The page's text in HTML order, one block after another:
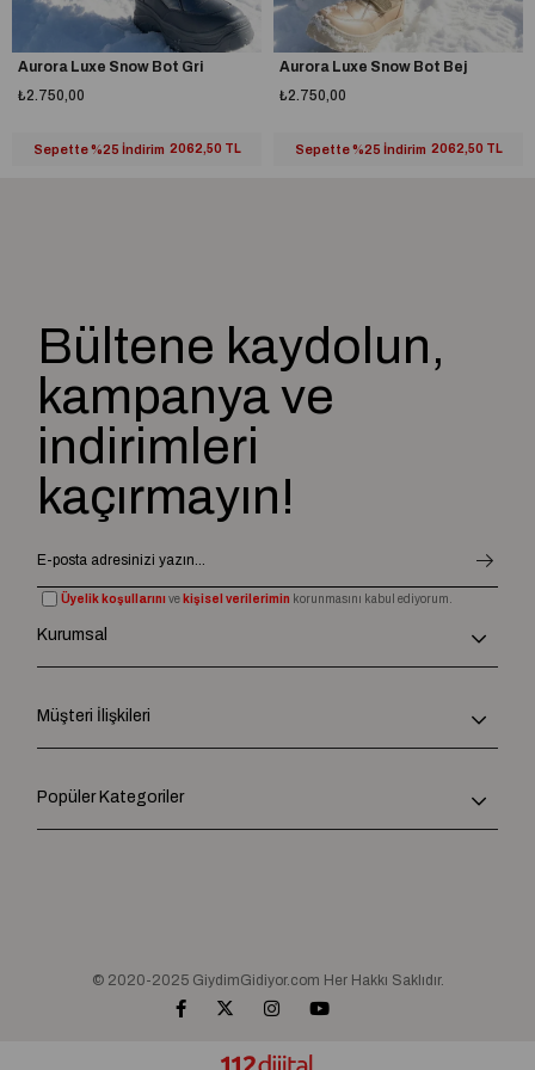
Aurora Luxe Snow Bot Gri
₺2.750,00
Sepette %25 İndirim 2062,50 TL
Aurora Luxe Snow Bot Bej
₺2.750,00
Sepette %25 İndirim 2062,50 TL
Bültene kaydolun,
kampanya ve
indirimleri
kaçırmayın!
Üyelik koşullarını ve kişisel verilerimin korunmasını kabul ediyorum.
Kurumsal
Müşteri İlişkileri
Popüler Kategoriler
© 2020-2025 GiydimGidiyor.com Her Hakkı Saklıdır.